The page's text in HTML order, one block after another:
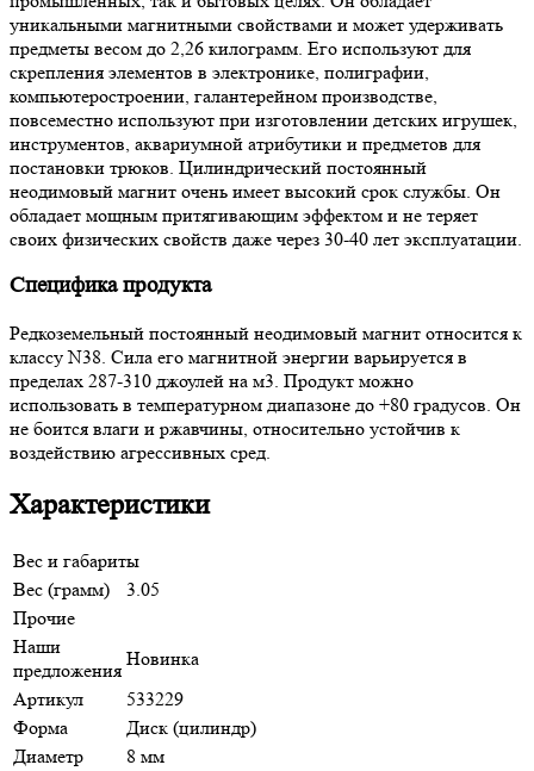
уникальными магнитными свойствами и может удерживать
предметы весом до 2,26 килограмм. Его используют для
скрепления элементов в электронике, полиграфии,
компьютеростроении, галантерейном производстве,
повсеместно используют при изготовлении детских игрушек,
инструментов, аквариумной атрибутики и предметов для
постановки трюков. Цилиндрический постоянный
неодимовый магнит очень имеет высокий срок службы. Он
обладает мощным притягивающим эффектом и не теряет
своих физических свойств даже через 30-40 лет эксплуатации.
Специфика продукта
Редкоземельный постоянный неодимовый магнит относится к
классу N38. Сила его магнитной энергии варьируется в
пределах 287-310 джоулей на м3. Продукт можно
использовать в температурном диапазоне до +80 градусов. Он
не боится влаги и ржавчины, относительно устойчив к
воздействию агрессивных сред.
Характеристики
Вес и габариты
Вес (грамм)
3.05
Прочие
Наши
предложения
Новинка
Артикул
533229
Форма
Диск (цилиндр)
Диаметр
8 мм